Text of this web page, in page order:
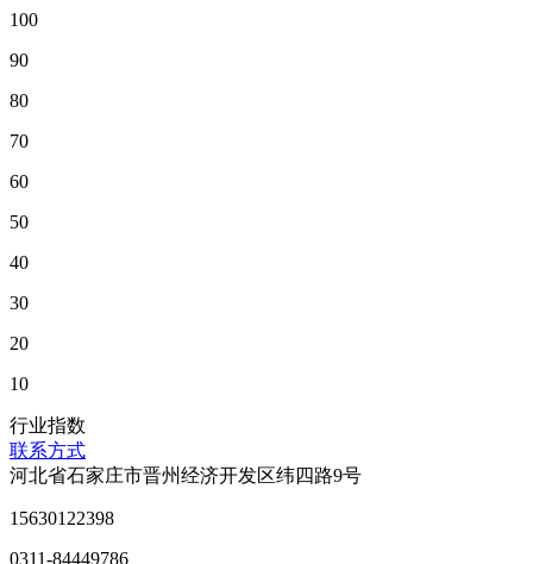
100
90
80
70
60
50
40
30
20
10
行业指数
联系方式
河北省石家庄市晋州经济开发区纬四路9号
15630122398
0311-84449786